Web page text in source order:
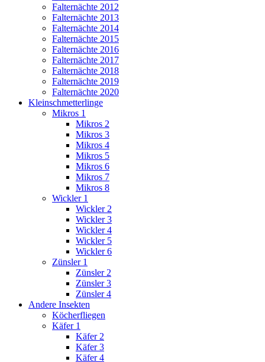
Falternächte 2012
Falternächte 2013
Falternächte 2014
Falternächte 2015
Falternächte 2016
Falternächte 2017
Falternächte 2018
Falternächte 2019
Falternächte 2020
Kleinschmetterlinge
Mikros 1
Mikros 2
Mikros 3
Mikros 4
Mikros 5
Mikros 6
Mikros 7
Mikros 8
Wickler 1
Wickler 2
Wickler 3
Wickler 4
Wickler 5
Wickler 6
Zünsler 1
Zünsler 2
Zünsler 3
Zünsler 4
Andere Insekten
Köcherfliegen
Käfer 1
Käfer 2
Käfer 3
Käfer 4